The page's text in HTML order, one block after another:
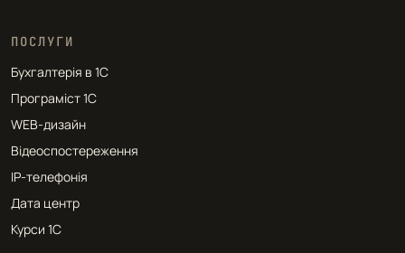
ПОСЛУГИ
Бухгалтерія в 1С
Програміст 1С
WEB-дизайн
Відеоспостереження
IP-телефонія
Дата центр
Курси 1С